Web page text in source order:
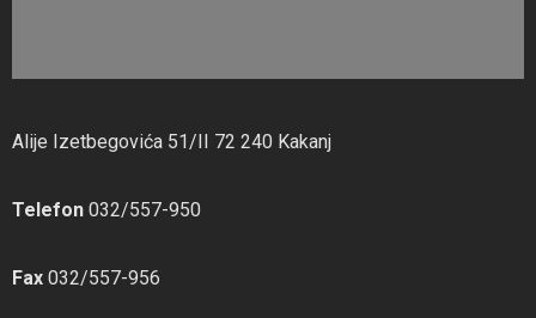
Alije Izetbegovića 51/II 72 240 Kakanj
Telefon 032/557-950
Fax 032/557-956